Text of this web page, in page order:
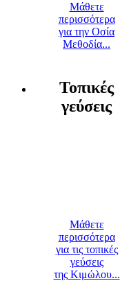
Μάθετε
περισσότερα
για την Οσία
Μεθοδία...
Τοπικές
γεύσεις
Μάθετε
περισσότερα
για τις τοπικές
γεύσεις
της Κιμώλου...